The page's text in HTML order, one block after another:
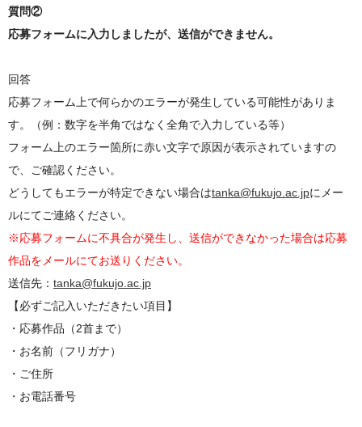
質問②
応募フォームに入力しましたが、送信ができません。
回答
応募フォーム上で何らかのエラーが発生している可能性がありま
す。（例：数字を半角ではなく全角で入力している等）
フォーム上のエラー箇所に赤い文字で原因が表示されていますの
で、ご確認ください。
どうしてもエラーが特定できない場合はtanka@fukujo.ac.jpにメー
ルにてご連絡ください。
※応募フォームに不具合が発生し、送信ができなかった場合は応募
作品をメールにてお送りください。
送信先： tanka@fukujo.ac.jp
【必ずご記入いただきたい項目】
・応募作品（2首まで）
・お名前（フリガナ）
・ご住所
・お電話番号